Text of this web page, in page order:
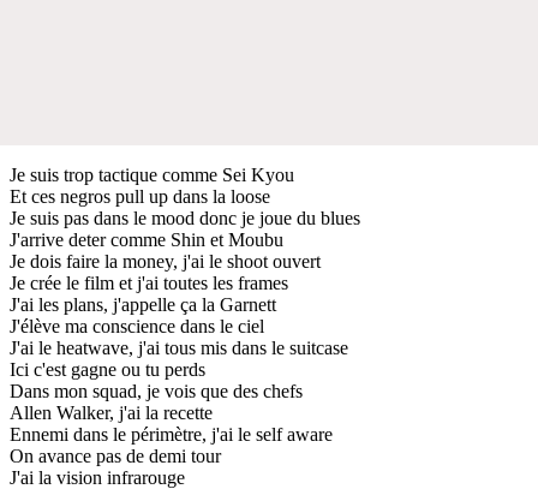
Je suis trop tactique comme Sei Kyou
Et ces negros pull up dans la loose
Je suis pas dans le mood donc je joue du blues
J'arrive deter comme Shin et Moubu
Je dois faire la money, j'ai le shoot ouvert
Je crée le film et j'ai toutes les frames
J'ai les plans, j'appelle ça la Garnett
J'élève ma conscience dans le ciel
J'ai le heatwave, j'ai tous mis dans le suitcase
Ici c'est gagne ou tu perds
Dans mon squad, je vois que des chefs
Allen Walker, j'ai la recette
Ennemi dans le périmètre, j'ai le self aware
On avance pas de demi tour
J'ai la vision infrarouge